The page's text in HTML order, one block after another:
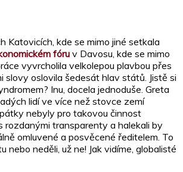
Katovicích, kde se mimo jiné setkala
fóruv Davosu, kde se mimo
vyvrcholila velkolepou plavbou přes
oslovila šedesát hlav států. Jistě si
Inu, docela jednoduše. Greta
lidí ve více než stovce zemí
nebyly pro takovou činnost
rozdanými transparenty a halekali by
omluvené a posvěcené ředitelem. To
neděli, už ne! Jak vidíme, globalisté